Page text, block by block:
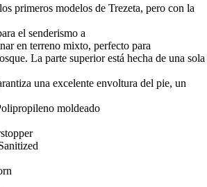
primeros modelos de Trezeta, pero con la
el senderismo a
en terreno mixto, perfecto para
La parte superior está hecha de una sola
una excelente envoltura del pie, un
moldeado